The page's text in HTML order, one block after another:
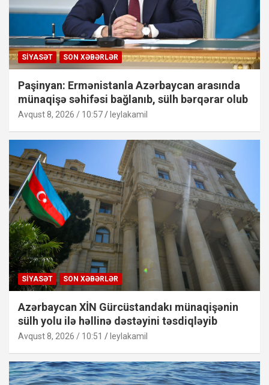
SIYASƏT SON XƏBƏRLƏR
Paşinyan: Ermənistanla Azərbaycan arasında
münaqişə səhifəsi bağlanıb, sülh bərqərar olub
Avqust 8, 2026 / 10:57 leylakamil
SIYASƏT SON XƏBƏRLƏR
Azərbaycan XİN Gürcüstandakı münaqişənin
sülh yolu ilə həllinə dəstəyini təsdiqləyib
Avqust 8, 2026 / 10:51 leylakamil